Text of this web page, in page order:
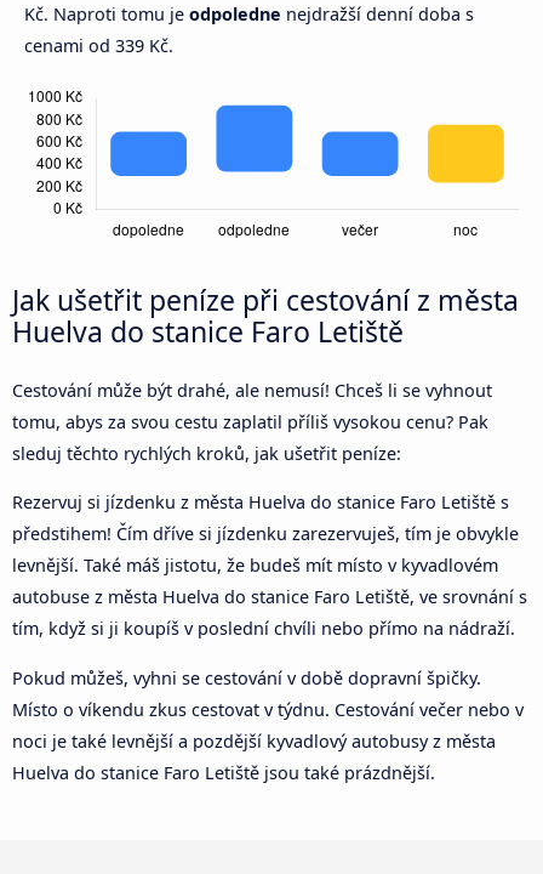
Kč. Naproti tomu je odpoledne nejdražší denní doba s
cenami od 339 Kč.
Jak ušetřit peníze při cestování z města
Huelva do stanice Faro Letiště
Cestování může být drahé, ale nemusí! Chceš li se vyhnout
tomu, abys za svou cestu zaplatil příliš vysokou cenu? Pak
sleduj těchto rychlých kroků, jak ušetřit peníze:
Rezervuj si jízdenku z města Huelva do stanice Faro Letiště s
předstihem! Čím dříve si jízdenku zarezervuješ, tím je obvykle
levnější. Také máš jistotu, že budeš mít místo v kyvadlovém
autobuse z města Huelva do stanice Faro Letiště, ve srovnání s
tím, když si ji koupíš v poslední chvíli nebo přímo na nádraží.
Pokud můžeš, vyhni se cestování v době dopravní špičky.
Místo o víkendu zkus cestovat v týdnu. Cestování večer nebo v
noci je také levnější a pozdější kyvadlový autobusy z města
Huelva do stanice Faro Letiště jsou také prázdnější.